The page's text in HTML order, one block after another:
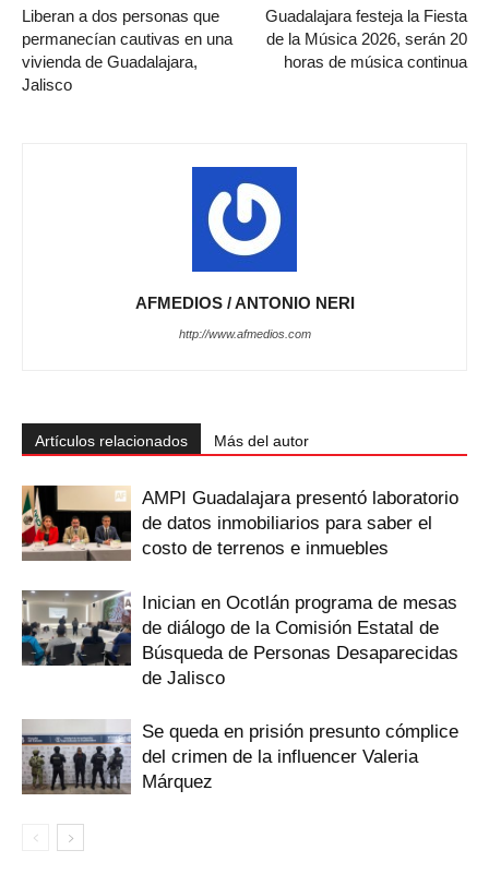
Liberan a dos personas que
permanecían cautivas en una
vivienda de Guadalajara,
Jalisco
Guadalajara festeja la Fiesta
de la Música 2026, serán 20
horas de música continua
AFMEDIOS / ANTONIO NERI
http://www.afmedios.com
Artículos relacionados Más del autor
AMPI Guadalajara presentó laboratorio
de datos inmobiliarios para saber el
costo de terrenos e inmuebles
Inician en Ocotlán programa de mesas
de diálogo de la Comisión Estatal de
Búsqueda de Personas Desaparecidas
de Jalisco
Se queda en prisión presunto cómplice
del crimen de la influencer Valeria
Márquez